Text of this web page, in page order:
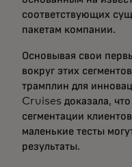
соответствующих
пакетам компании.
Основывая свои
вокруг этих
трамплин для
Cruises доказала,
сегментации
маленькие тесты
результаты.